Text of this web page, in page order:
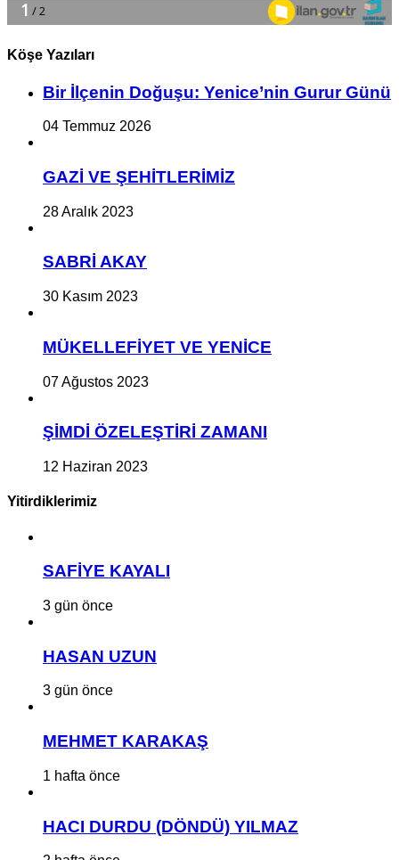
Köşe Yazıları
Bir İlçe­nin Do­ğu­şu: Ye­ni­ce’nin Gurur Günü
04 Temmuz 2026
GAZİ VE ŞEHİTLERİMİZ
28 Aralık 2023
SABRİ AKAY
30 Kasım 2023
MÜKELLEFİYET VE YENİCE
07 Ağustos 2023
ŞİMDİ ÖZELEŞTİRİ ZAMANI
12 Haziran 2023
Yitirdiklerimiz
SAFİYE KAYALI
3 gün önce
HASAN UZUN
3 gün önce
MEHMET KARAKAŞ
1 hafta önce
HACI DURDU (DÖNDÜ) YILMAZ